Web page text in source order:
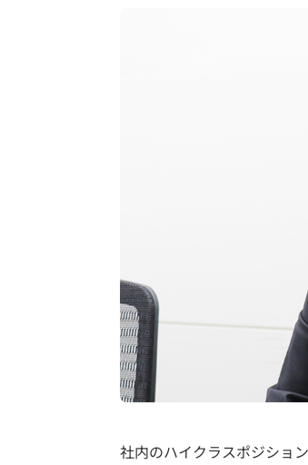
社内のハイクラスポジショ